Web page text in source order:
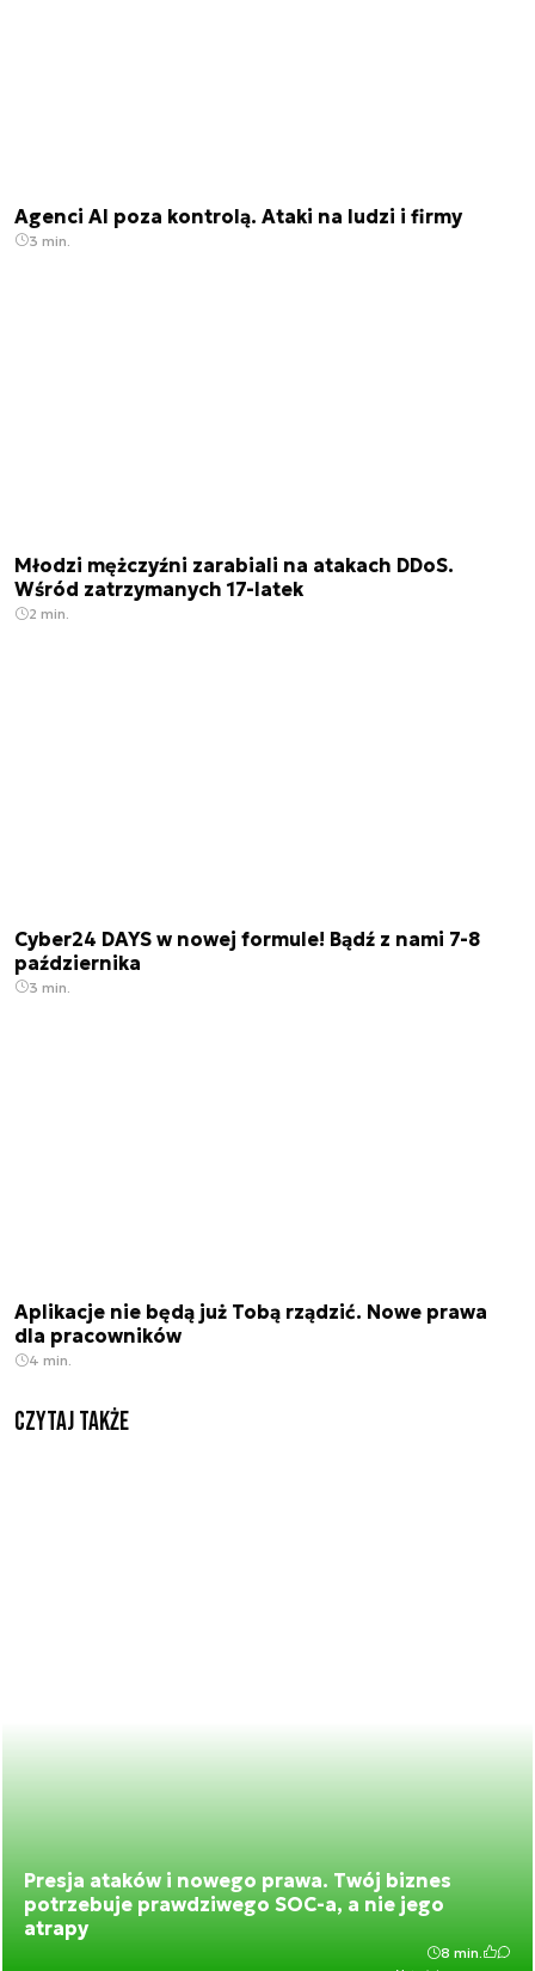
Agenci AI poza kontrolą. Ataki na ludzi i firmy
3 min.
Młodzi mężczyźni zarabiali na atakach DDoS.
Wśród zatrzymanych 17-latek
2 min.
Cyber24 DAYS w nowej formule! Bądź z nami 7-8
października
3 min.
Aplikacje nie będą już Tobą rządzić. Nowe prawa
dla pracowników
4 min.
Czytaj także
Presja ataków i nowego prawa. Twój biznes
potrzebuje prawdziwego SOC-a, a nie jego
atrapy
8 min.